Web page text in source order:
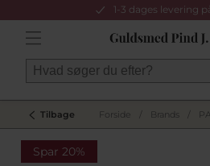
1-3 dages levering
Tilbage Forside Brands
Spar 20%